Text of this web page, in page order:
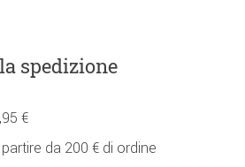
spedizione
€
da 200 € di ordine